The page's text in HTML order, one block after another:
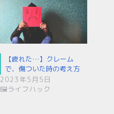
【疲れた…】クレーム
で、傷ついた時の考え方
2023年5月5日
🖼ライフハック